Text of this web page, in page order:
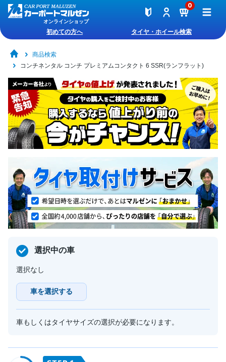
オンラインショップ
0
初めての方へ タイヤ・ホイール検索
商品検索
コンチネンタル コンチ プレミアムコンタクト 6 SSR(ランフラット)
選択中の車
選択なし
車を選択する
車もしくはタイヤサイズの選択が必要になります。